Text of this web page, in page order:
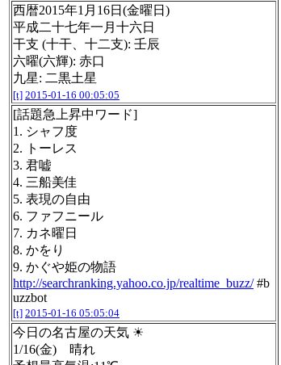
西暦2015年1月16日(金曜日)
平成二十七年一月十六日
干支 (十干、十二支): 壬辰
六曜(六輝): 赤口
九星: 二黒土星
[t] 2015-01-16 00:05:05
[話題急上昇中ワード]
1. シャフ度
2. トーレス
3. 君嘘
4. 三船美佳
5. 表現の自由
6. ファフニール
7. カネ曜日
8. かをり
9. かぐや姫の物語
http://searchranking.yahoo.co.jp/realtime_buzz/#b
uzzbot
[t] 2015-01-16 05:05:04
今日の名古屋の天気 ☀
1/16(金) 晴れ